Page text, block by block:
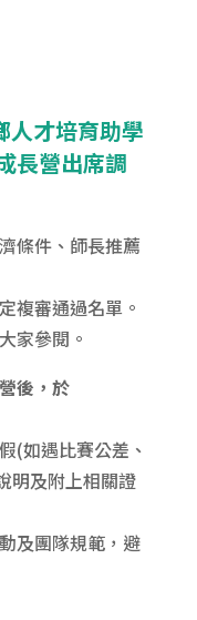
人才培育助學
長營出席調
條件、師長推薦
複審通過名單。
家參閱。
後，於
(如遇比賽公差、
明及附上相關證
及團隊規範，避